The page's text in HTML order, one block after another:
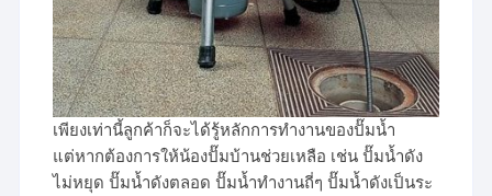
เพียงเท่านี้ลูกค้าก็จะได้รู้หลักการทำงานของปั๊มน้ำ
แต่หากต้องการให้น้องปั๊มบ้านช่วยเหลือ เช่น ปั๊มน้ำดัง
ไม่หยุด ปั๊มน้ำดังตลอด ปั๊มน้ำทำงานถี่ๆ ปั๊มน้ำดังเป็นระ